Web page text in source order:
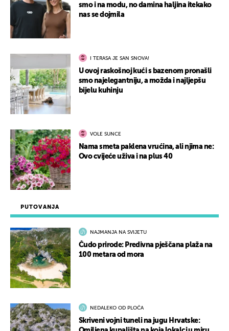
PUTOVANJA
NAJMANJA NA SVIJETU
Čudo prirode: Predivna pješčana plaža na
100 metara od mora
NEDALEKO OD PLOČA
Skriveni vojni tuneli na jugu Hrvatske:
smo i na modu, no damina haljina itekako
nas se dojmila
I TERASA JE SAN SNOVA!
U ovoj raskošnoj kući s bazenom pronašli
smo najelegantniju, a možda i najljepšu
bijelu kuhinju
VOLE SUNCE
Nama smeta paklena vrućina, ali njima ne:
Ovo cvijeće uživa i na plus 40